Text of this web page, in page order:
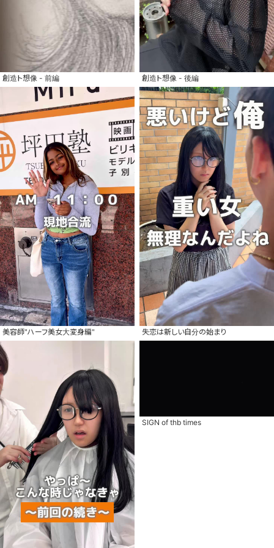
創造ト想像 - 前編 創造ト想像 - 後編
美容師"ハーフ美女大変身編" 失恋は新しい自分の始まり
SIGN of thb times